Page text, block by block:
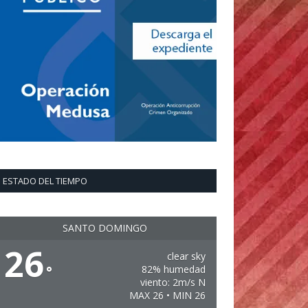
ESTADO DEL TIEMPO
SANTO DOMINGO
26°
clear sky
82% humedad
viento: 2m/s N
MAX 26 • MIN 26